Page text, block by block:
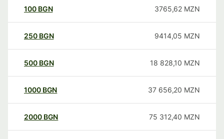
100 BGN 3765,62 MZN
250 BGN 9414,05 MZN
500 BGN 18 828,10 MZN
1000 BGN 37 656,20 MZN
2000 BGN 75 312,40 MZN